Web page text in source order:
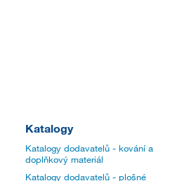
Katalogy
Katalogy dodavatelů - kování a
doplňkový materiál
Katalogy dodavatelů - plošné